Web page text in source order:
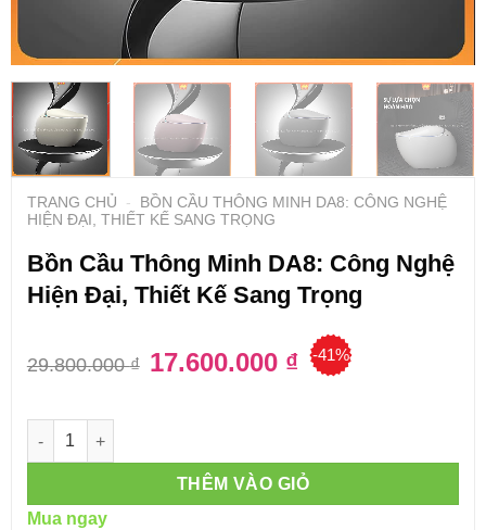
TRANG CHỦ -
BỒN CẦU THÔNG MINH DA8: CÔNG NGHỆ
HIỆN ĐẠI, THIẾT KẾ SANG TRỌNG
Bồn Cầu Thông Minh DA8: Công Nghệ
Hiện Đại, Thiết Kế Sang Trọng
29.800.000₫
Giá
gốc
17.600.000 ₫Giá
hiện
-41%
Số lượng
THÊM VÀO GIỎ
Mua ngay